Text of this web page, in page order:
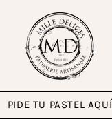
PIDE TU PASTEL AQUÍ